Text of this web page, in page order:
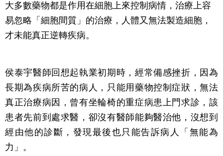
大多數藥物都是作用在細胞上來控制病情，治療上容
易忽略「細胞間質」的治療，人體又無法製造細胞，
才未能真正逆轉疾病。
侯泰宇醫師回想起執業初期時，經常備感挫折，因為
長期為疾病所苦的病人，只能用藥物控制症狀，無法
真正治療病因，曾有坐輪椅的重症病患上門求診，該
患者先前到處求醫，卻沒有醫師能夠醫治他，沒想到
經由他的診斷，發現最後也只能告訴病人「無能為
力」。